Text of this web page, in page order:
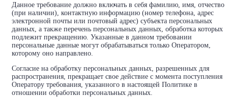
Данное требование должно включать в себя фамилию, имя, отчество
(при наличии), контактную информацию (номер телефона, адрес
электронной почты или почтовый адрес) субъекта персональных
данных, а также перечень персональных данных, обработка которых
подлежит прекращению. Указанные в данном требовании
персональные данные могут обрабатываться только Оператором,
которому оно направлено.
Согласие на обработку персональных данных, разрешенных для
распространения, прекращает свое действие с момента поступления
Оператору требования, указанного в настоящей Политике в
отношении обработки персональных данных.